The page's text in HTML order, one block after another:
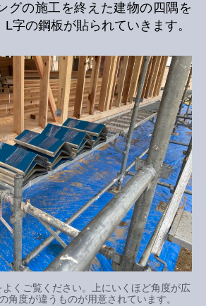
グの施工を終えた建物の四隅を
字の鋼板が貼られていきます。
くご覧ください。上にいくほど角度が広
角度が違うものが用意されています。